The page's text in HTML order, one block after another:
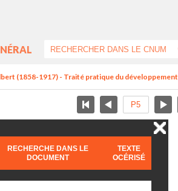
(1858-1917) - Traité pratique du développement
RECHERCHE DANS LE
DOCUMENT
TEXTE
OCÉRISÉ